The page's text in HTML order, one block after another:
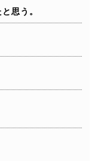
思う。